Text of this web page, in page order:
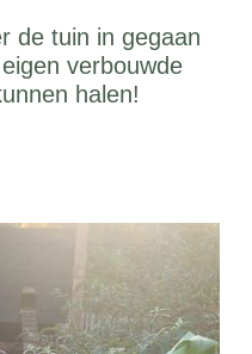
de tuin in gegaan
verbouwde
halen!